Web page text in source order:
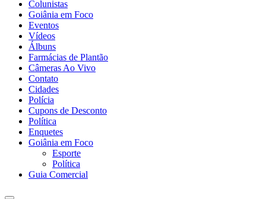
Colunistas
Goiânia em Foco
Eventos
Vídeos
Álbuns
Farmácias de Plantão
Câmeras Ao Vivo
Contato
Cidades
Polícia
Cupons de Desconto
Política
Enquetes
Goiânia em Foco
Esporte
Política
Guia Comercial